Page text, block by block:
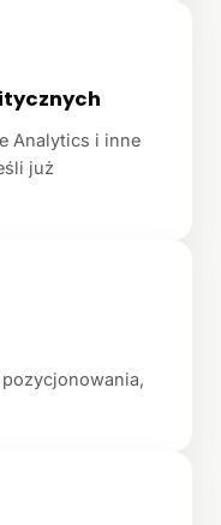
Analytics i inne
już
pozycjonowania,